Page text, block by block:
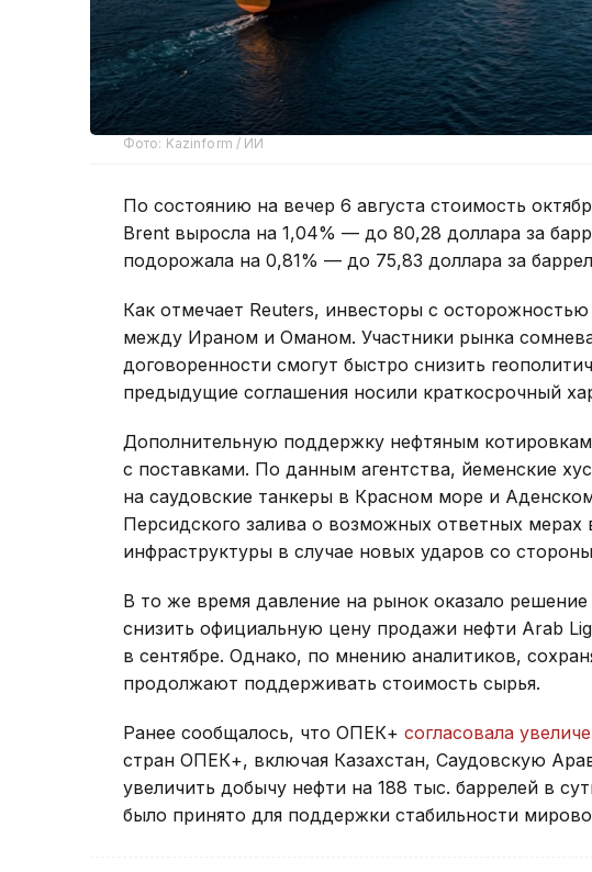
Фото: Kazinform / ИИ
По состоянию на вечер 6 августа стоимость
Brent выросла на 1,04% — до 80,28 доллара за
подорожала на 0,81% — до 75,83 доллара за
Как отмечает Reuters, инвесторы с
между Ираном и Оманом. Участники рынка
договоренности смогут быстро снизить
предыдущие соглашения носили краткосрочный
Дополнительную поддержку нефтяным
с поставками. По данным агентства, йеменские
на саудовские танкеры в Красном море и
Персидского залива о возможных ответных мерах
инфраструктуры в случае новых ударов со
В то же время давление на рынок оказало
снизить официальную цену продажи нефти Arab
в сентябре. Однако, по мнению аналитиков,
продолжают поддерживать стоимость сырья.
Ранее сообщалось, что ОПЕК+ согласовала
стран ОПЕК+, включая Казахстан, Саудовскую
увеличить добычу нефти на 188 тыс. баррелей в
было принято для поддержки стабильности